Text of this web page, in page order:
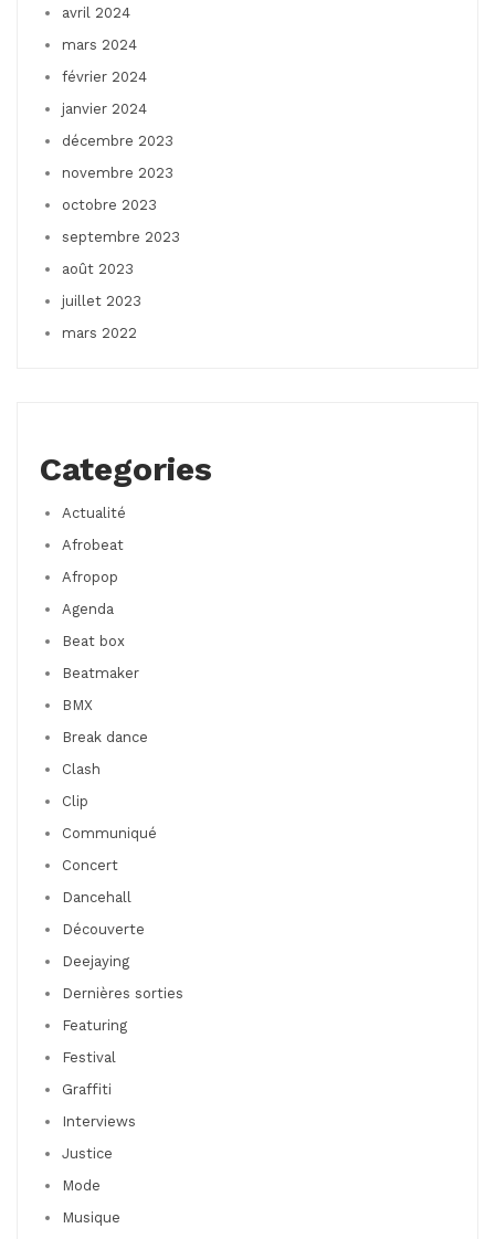
avril 2024
mars 2024
février 2024
janvier 2024
décembre 2023
novembre 2023
octobre 2023
septembre 2023
août 2023
juillet 2023
mars 2022
Categories
Actualité
Afrobeat
Afropop
Agenda
Beat box
Beatmaker
BMX
Break dance
Clash
Clip
Communiqué
Concert
Dancehall
Découverte
Deejaying
Dernières sorties
Featuring
Festival
Graffiti
Interviews
Justice
Mode
Musique